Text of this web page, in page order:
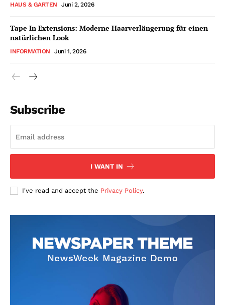
HAUS & GARTEN Juni 2, 2026
Tape In Extensions: Moderne Haarverlängerung für einen
natürlichen Look
INFORMATION Juni 1, 2026
Subscribe
I WANT IN
I've read and accept the Privacy Policy.